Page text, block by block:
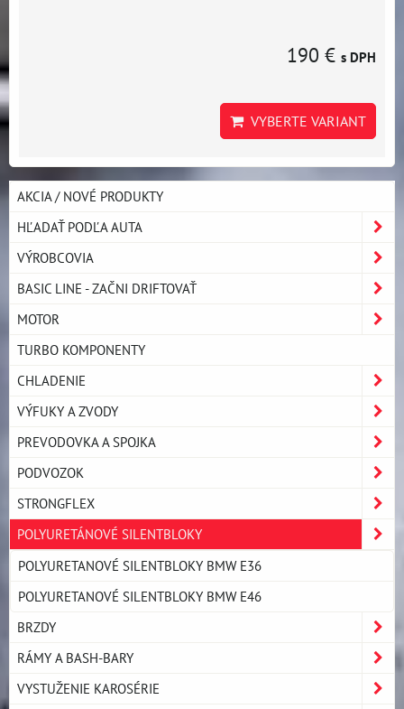
190 € s DPH
VYBERTE VARIANT
AKCIA / NOVÉ PRODUKTY
HĽADAŤ PODĽA AUTA
VÝROBCOVIA
BASIC LINE - ZAČNI DRIFTOVAŤ
MOTOR
TURBO KOMPONENTY
CHLADENIE
VÝFUKY A ZVODY
PREVODOVKA A SPOJKA
PODVOZOK
STRONGFLEX
POLYURETÁNOVÉ SILENTBLOKY
POLYURETANOVÉ SILENTBLOKY BMW E36
POLYURETANOVÉ SILENTBLOKY BMW E46
BRZDY
RÁMY A BASH-BARY
VYSTUŽENIE KAROSÉRIE